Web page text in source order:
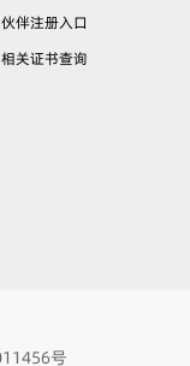
伙伴注册入口
相关证书查询
号